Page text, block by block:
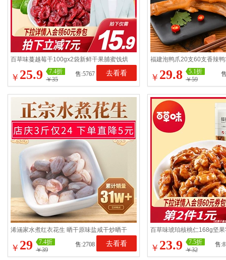
百草味蔓越莓干100gx2袋新鲜干果脯蜜饯烘
焙用水果网红零食小吃
￥ 25.9
7.4折
￥35
售:5767 去看看
福建泡鸭爪20支60支香辣
下洋客家土楼休闲零食
￥ 29.8
5.1折
￥59
浠涵家水煮红衣花生 晒干原味盐咸干炒晒干
农家五香天然1500g带壳
￥ 29
7.4折
￥39
售:2708 去看看
百草味琥珀核桃仁168g坚
食熟干货小包装杭州特产
￥ 23.9
7.5折
￥32
售